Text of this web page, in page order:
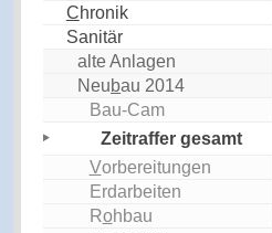
Chronik
Sanitär
alte Anlagen
Neubau 2014
Bau-Cam
Zeitraffer gesamt
Vorbereitungen
Erdarbeiten
Rohbau